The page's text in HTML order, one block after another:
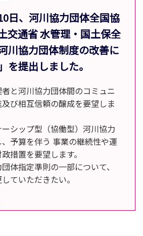
日、河川協力団体全国協
交通省 水管理・国土保全
川協力団体制度の改善に
を提出しました。
と河川協力団体間のコミュニ
び相互信頼の醸成を要望しま
シップ型（協働型）河川協力
予算を伴う 事業の継続性や運
措置を要望します。
体指定準則の一部について、
ていただきたい。